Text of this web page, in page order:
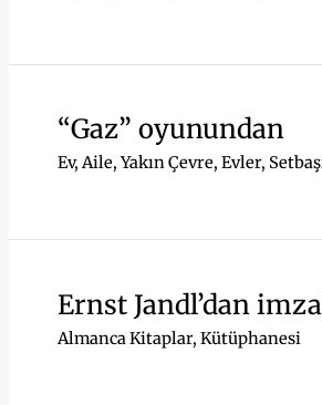
“Gaz” oyunundan
Ev, Aile, Yakın Çevre, Evler,
Ernst Jandl’dan
Almanca Kitaplar, Kütüphanesi